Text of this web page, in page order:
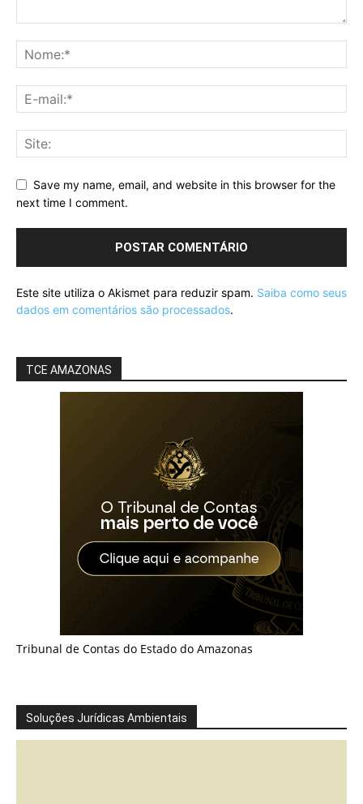
Save my name, email, and website in this browser for the
next time I comment.
Este site utiliza o Akismet para reduzir spam. Saiba como seus
dados em comentários são processados.
TCE AMAZONAS
Tribunal de Contas do Estado do Amazonas
Soluções Jurídicas Ambientais